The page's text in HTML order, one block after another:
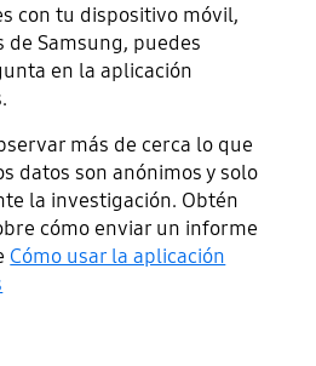
con tu dispositivo móvil,
Samsung, puedes
en la aplicación
más de cerca lo que
datos son anónimos y solo
la investigación. Obtén
cómo enviar un informe
Cómo usar la aplicación